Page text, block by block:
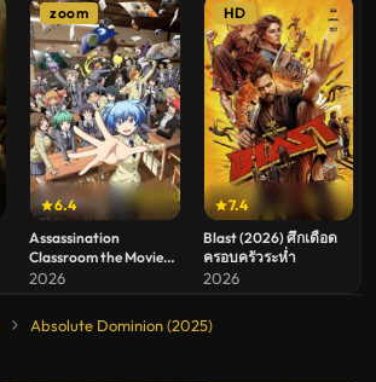
6.4
zoom
Assassination
Classroom the Movie
Our Time (2026)
เดอะ มูฟวี่ ห้วงเวลาของ
พวกเรา
2026
7.4
HD
Blast (2026) ศึกเดือด
ครอบครัวระห่ำ
2026
Absolute Dominion (2025)